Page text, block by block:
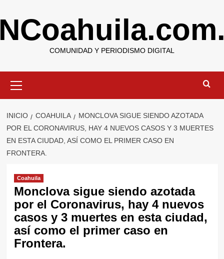
al
contenido
COMUNIDAD Y PERIODISMO DIGITAL
primario
INICIO COAHUILA
MONCLOVA SIGUE SIENDO AZOTADA
POR EL CORONAVIRUS, HAY 4 NUEVOS CASOS Y 3 MUERTES
EN ESTA CIUDAD, ASÍ COMO EL PRIMER CASO EN
FRONTERA.
Coahuila
Monclova sigue siendo azotada
por el Coronavirus, hay 4 nuevos
casos y 3 muertes en esta ciudad,
así como el primer caso en
Frontera.